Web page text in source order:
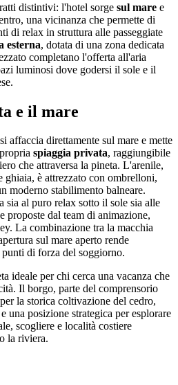
distintivi: l'hotel sorge sul mare e
una vicinanza che permette di
di relax in struttura alle passeggiate
esterna, dotata di una zona dedicata
completano l'offerta all'aria
luminosi dove godersi il sole e il
e il mare
si affaccia direttamente sul mare e mette
spiaggia privata, raggiungibile
che attraversa la pineta. L'arenile,
ghiaia, è attrezzato con ombrelloni,
moderno stabilimento balneare.
sia al puro relax sotto il sole sia alle
proposte dal team di animazione,
La combinazione tra la macchia
sul mare aperto rende
di forza del soggiorno.
ideale per chi cerca una vacanza che
Il borgo, parte del comprensorio
la storica coltivazione del cedro,
una posizione strategica per esplorare
scogliere e località costiere
la riviera.